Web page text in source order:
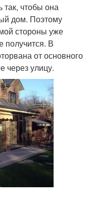
так, чтобы она
дом. Поэтому
стороны уже
получится. В
от основного
через улицу.